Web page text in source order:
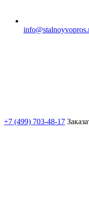
+7 (499) 703-48-17